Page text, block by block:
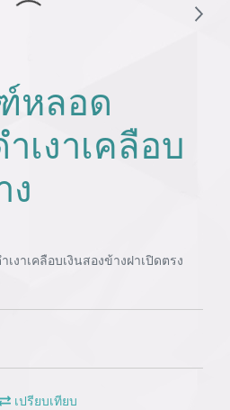
หลอด
เงาเคลือบ
ง
าเคลือบเงินสองข้างฝาเปิดตรง
เปรียบเทียบ